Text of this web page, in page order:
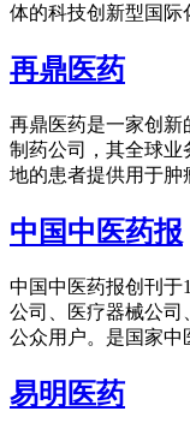
体的科技创新型国际
再鼎医药
再鼎医药是一家创新
制药公司，其全球业
地的患者提供用于肿
中国中医药报
中国中医药报创刊于
公司、医疗器械公司
公众用户。是国家中
易明医药